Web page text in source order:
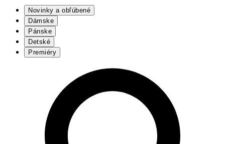
Novinky a obľúbené
Dámske
Pánske
Detské
Premiéry